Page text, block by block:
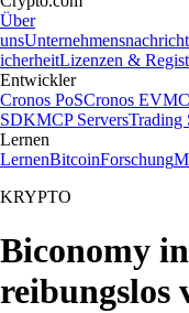
Über
uns
icherheitLizenzen &
Entwickler
Cronos PoSCronos EVM
SDKMCP ServersTrading
Lernen
LernenBitcoinForschung
KRYPTO
Biconomy
reibungslos